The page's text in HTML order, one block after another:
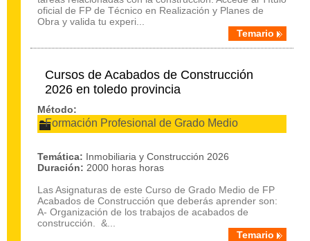
oficial de FP de Técnico en Realización y Planes de
Obra y valida tu experi...
Temario
Cursos de Acabados de Construcción
2026 en toledo provincia
Método:
Formación Profesional de Grado Medio
Temática: Inmobiliaria y Construcción 2026
Duración: 2000 horas horas
Las Asignaturas de este Curso de Grado Medio de FP
Acabados de Construcción que deberás aprender son:
A- Organización de los trabajos de acabados de
construcción. &...
Temario